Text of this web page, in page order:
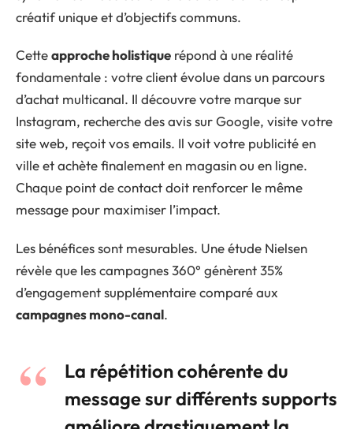
créatif unique et d’objectifs communs.
Cetteapproche holistique répond à une réalité
fondamentale : votre client évolue dans un parcours
d’achat multicanal. Il découvre votre marque sur
Instagram, recherche des avis sur Google, visite votre
site web, reçoit vos emails. Il voit votre publicité en
ville et achète finalement en magasin ou en ligne.
Chaque point de contact doit renforcer le même
message pour maximiser l’impact.
Les bénéfices sont mesurables. Une étude Nielsen
révèle que les campagnes 360° génèrent 35%
d’engagement supplémentaire comparé aux
campagnes mono-canal.
La répétition cohérente du
message sur différents supports